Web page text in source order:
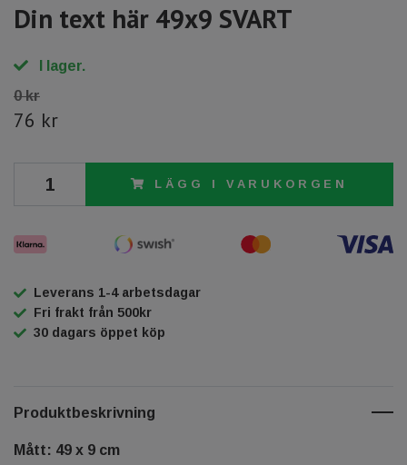
Din text här 49x9 SVART
I lager.
0 kr
76 kr
LÄGG I VARUKORGEN
Leverans 1-4 arbetsdagar
Fri frakt från 500kr
30 dagars öppet köp
Produktbeskrivning
Mått: 49 x 9 cm